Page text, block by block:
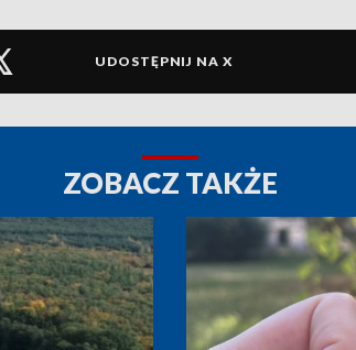
UDOSTĘPNIJ NA X
ZOBACZ TAKŻE